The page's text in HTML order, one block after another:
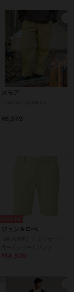
スモア
¥6,979
ジュン＆ロぺ
¥14,520